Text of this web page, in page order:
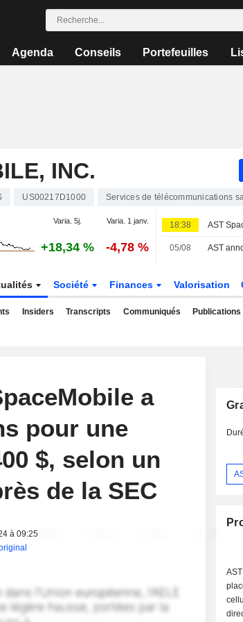
Agenda Conseils Portefeuilles
INC.
US00217D1000 Services de télécommunications
Varia. 5j. Varia. 1 janv.
+18,34 % -4,78 %
18:38
05/08
Société Finances Valorisation
Insiders Transcripts Communiqués
a
pour une
$, selon un
de la SEC
à 09:25